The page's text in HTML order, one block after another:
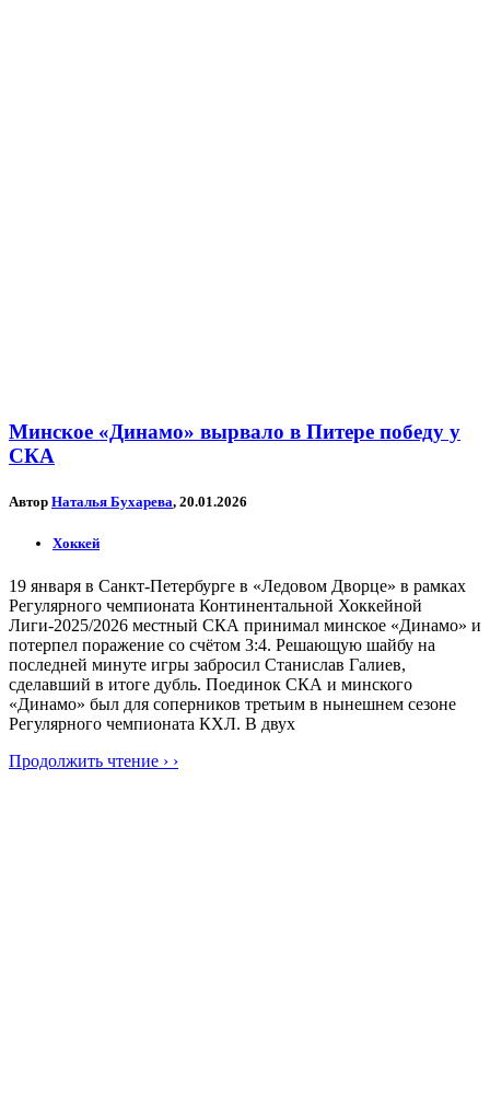
Минское «Динамо» вырвало в Питере победу у
СКА
Автор Наталья Бухарева, 20.01.2026
Хоккей
19 января в Санкт-Петербурге в «Ледовом Дворце» в рамках
Регулярного чемпионата Континентальной Хоккейной
Лиги-2025/2026 местный СКА принимал минское «Динамо» и
потерпел поражение со счётом 3:4. Решающую шайбу на
последней минуте игры забросил Станислав Галиев,
сделавший в итоге дубль. Поединок СКА и минского
«Динамо» был для соперников третьим в нынешнем сезоне
Регулярного чемпионата КХЛ. В двух
Продолжить чтение › ›